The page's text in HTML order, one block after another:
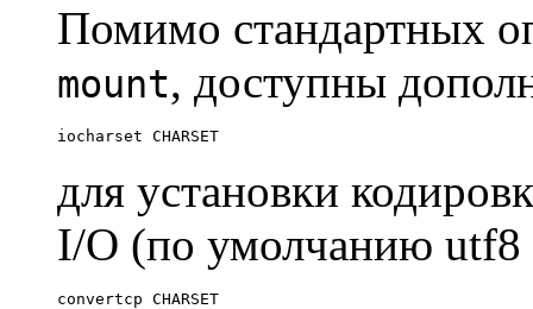
Помимо стандартных
mount, доступны
iocharset CHARSET
для установки
I/O (по умолчанию utf8
convertcp CHARSET